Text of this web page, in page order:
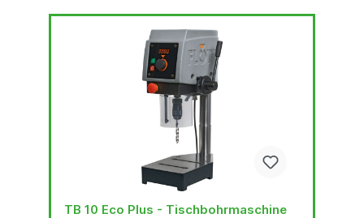
TB 10 Eco Plus - Tischbohrmaschine